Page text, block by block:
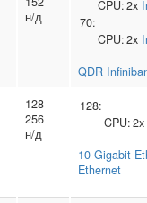
н/д
CPU:2x
70:
CPU:2x
QDR
128
256
н/д
128:
CPU:2x
10 Gigabit
Ethernet